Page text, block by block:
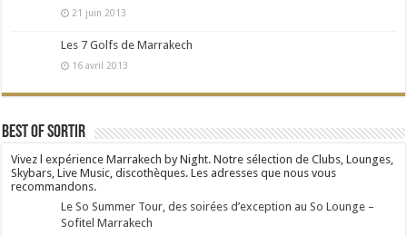
21 juin 2013
Les 7 Golfs de Marrakech
16 avril 2013
Best Of Sortir
Vivez l expérience Marrakech by Night. Notre sélection de Clubs, Lounges,
Skybars, Live Music, discothèques. Les adresses que nous vous
recommandons.
Le So Summer Tour, des soirées d’exception au So Lounge –
Sofitel Marrakech